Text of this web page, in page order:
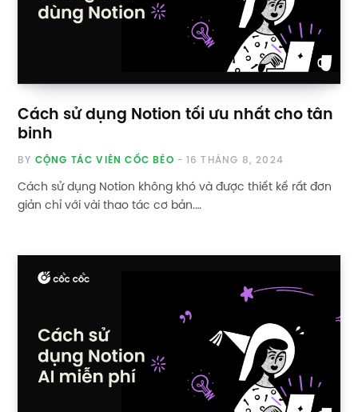
Cách sử dụng Notion tối ưu nhất cho tân
binh
BY CỘNG TÁC VIÊN CỐC BÉO 16 THÁNG 8, 2024
Cách sử dụng Notion không khó và được thiết kế rất đơn
giản chỉ với vài thao tác cơ bản.…